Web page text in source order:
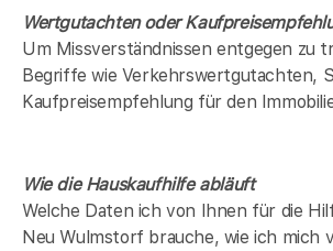
Wertgutachten oder
Um Missverständnissen entgegen zu
Begriffe wie Verkehrswertgutachten,
Kaufpreisempfehlung für den
Wie die Hauskaufhilfe abläuft
Welche Daten ich von Ihnen für die
Neu Wulmstorf brauche, wie ich mich